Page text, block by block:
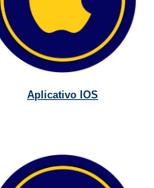
Aplicativo IOS